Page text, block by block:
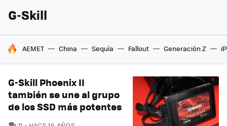
G-Skill
HOY SE HABLA DE
AEMET China Sequía Fallout Generación Z
G-Skill Phoenix II
también se une al grupo
de los SSD más potentes
COMENTARIOS